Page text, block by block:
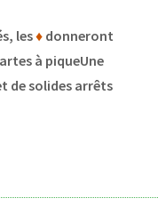
les♦donneront
à piqueUne
de solides arrêts